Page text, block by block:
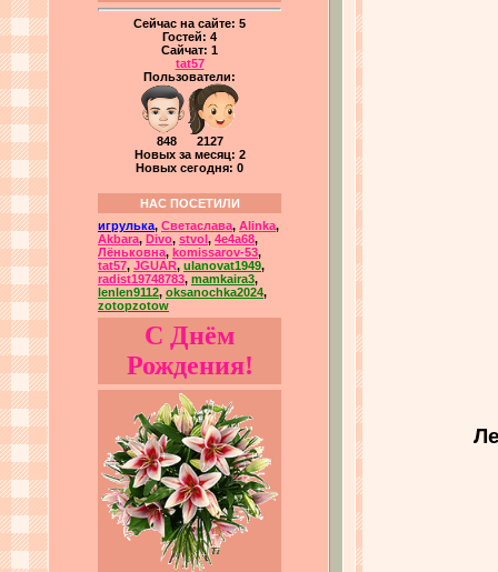
Сейчас на сайте: 5
Гостей: 4
Сайчат: 1
tat57
Пользователи:
848 2127
Новых за месяц: 2
Новых сегодня: 0
НАС ПОСЕТИЛИ
игрулька, Светаслава, Alinka,
Akbara, Divo, stvol , 4e4a68,
Лёньковна, komissarov-53,
tat57, JGUAR, ulanovat1949,
radist19748783, mamkaira3,
lenlen9112, oksanochka2024,
zotopzotow
С Днём
Рождения!